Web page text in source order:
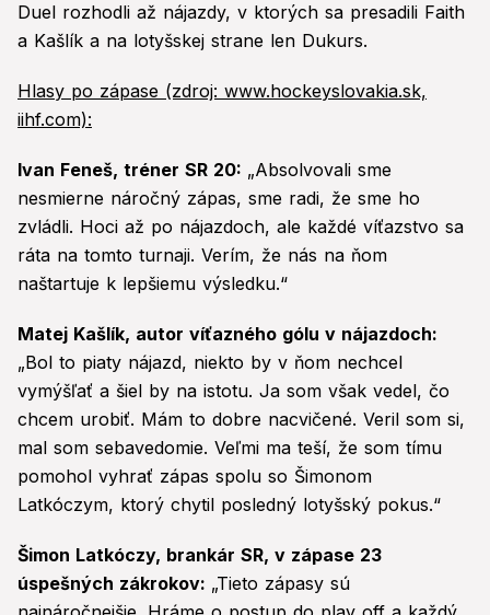
Duel rozhodli až nájazdy, v ktorých sa presadili Faith
a Kašlík a na lotyšskej strane len Dukurs.
Hlasy po zápase (zdroj: www.hockeyslovakia.sk,
iihf.com):
Ivan Feneš, tréner SR 20: „Absolvovali sme
nesmierne náročný zápas, sme radi, že sme ho
zvládli. Hoci až po nájazdoch, ale každé víťazstvo sa
ráta na tomto turnaji. Verím, že nás na ňom
naštartuje k lepšiemu výsledku.“
Matej Kašlík, autor víťazného gólu v nájazdoch:
„Bol to piaty nájazd, niekto by v ňom nechcel
vymýšľať a šiel by na istotu. Ja som však vedel, čo
chcem urobiť. Mám to dobre nacvičené. Veril som si,
mal som sebavedomie. Veľmi ma teší, že som tímu
pomohol vyhrať zápas spolu so Šimonom
Latkóczym, ktorý chytil posledný lotyšský pokus.“
Šimon Latkóczy, brankár SR, v zápase 23
úspešných zákrokov: „Tieto zápasy sú